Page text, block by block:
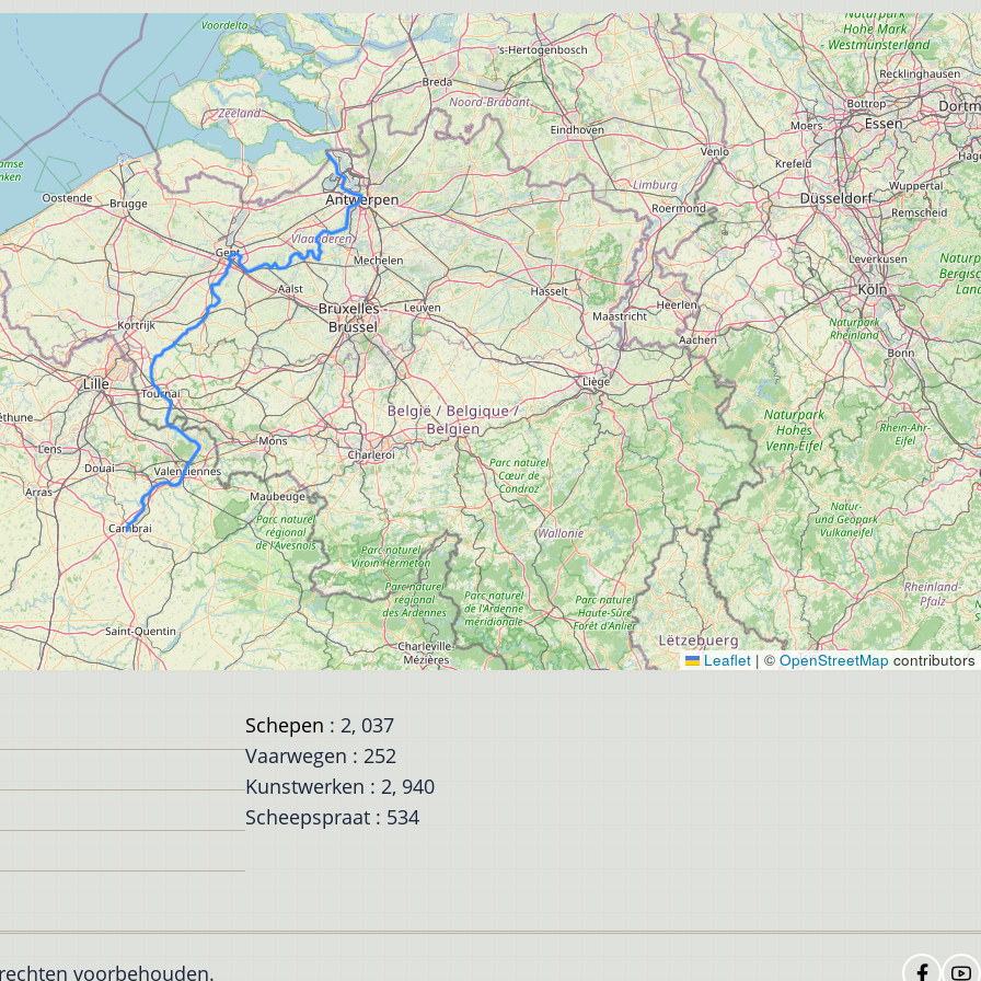
Leaflet | © OpenStreetMap contributors
Schepen : 2, 037
Vaarwegen : 252
Kunstwerken : 2, 940
Scheepspraat : 534
voorbehouden.